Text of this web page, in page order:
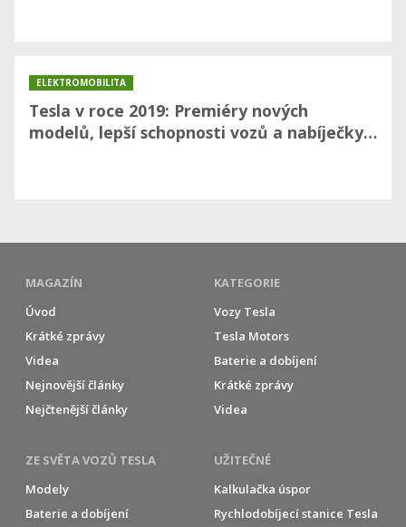
Tesla v roce 2019: Premiéry nových
modelů, lepší schopnosti vozů a nabíječky…
ELEKTROMOBILITA
MAGAZÍN
Úvod
Krátké zprávy
Videa
Nejnovější články
Nejčtenější články
KATEGORIE
Vozy Tesla
Tesla Motors
Baterie a dobíjení
Krátké zprávy
Videa
ZE SVĚTA VOZŮ TESLA
Modely
Baterie a dobíjení
UŽITEČNÉ
Kalkulačka úspor
Rychlodobíjecí stanice Tesla